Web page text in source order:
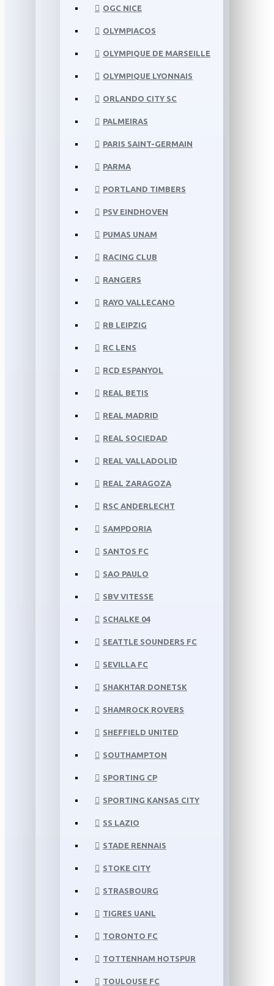
OGC NICE
OLYMPIACOS
OLYMPIQUE DE MARSEILLE
OLYMPIQUE LYONNAIS
ORLANDO CITY SC
PALMEIRAS
PARIS SAINT-GERMAIN
PARMA
PORTLAND TIMBERS
PSV EINDHOVEN
PUMAS UNAM
RACING CLUB
RANGERS
RAYO VALLECANO
RB LEIPZIG
RC LENS
RCD ESPANYOL
REAL BETIS
REAL MADRID
REAL SOCIEDAD
REAL VALLADOLID
REAL ZARAGOZA
RSC ANDERLECHT
SAMPDORIA
SANTOS FC
SAO PAULO
SBV VITESSE
SCHALKE 04
SEATTLE SOUNDERS FC
SEVILLA FC
SHAKHTAR DONETSK
SHAMROCK ROVERS
SHEFFIELD UNITED
SOUTHAMPTON
SPORTING CP
SPORTING KANSAS CITY
SS LAZIO
STADE RENNAIS
STOKE CITY
STRASBOURG
TIGRES UANL
TORONTO FC
TOTTENHAM HOTSPUR
TOULOUSE FC